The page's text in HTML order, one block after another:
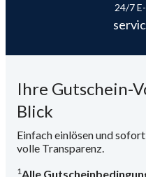
24/7
Ihre Gutschein-
Blick
Einfach einlösen und
volle Transparenz.
1Alle